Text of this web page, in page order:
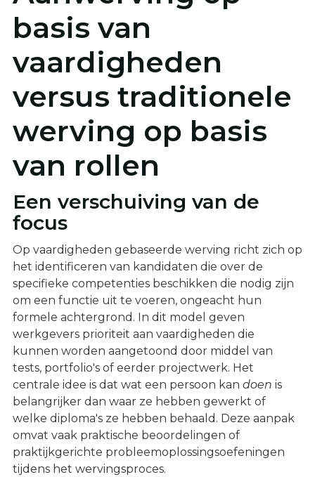
basis van
vaardigheden
versus traditionele
werving op basis
van rollen
Een verschuiving van de
focus
Op vaardigheden gebaseerde werving richt zich op
het identificeren van kandidaten die over de
specifieke competenties beschikken die nodig zijn
om een functie uit te voeren, ongeacht hun
formele achtergrond. In dit model geven
werkgevers prioriteit aan vaardigheden die
kunnen worden aangetoond door middel van
tests, portfolio's of eerder projectwerk. Het
centrale idee is dat wat een persoon kan doen is
belangrijker dan waar ze hebben gewerkt of
welke diploma's ze hebben behaald. Deze aanpak
omvat vaak praktische beoordelingen of
praktijkgerichte probleemoplossingsoefeningen
tijdens het wervingsproces.